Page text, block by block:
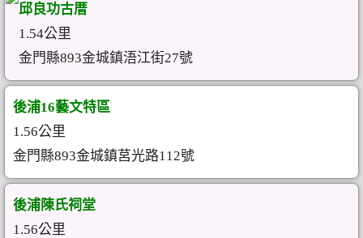
邱良功古厝
1.54公里
金門縣893金城鎮浯江街27號
後浦16藝文特區
1.56公里
金門縣893金城鎮莒光路112號
後浦陳氏祠堂
1.56公里